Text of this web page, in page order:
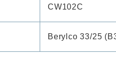
CW102C
Berylco 33/25